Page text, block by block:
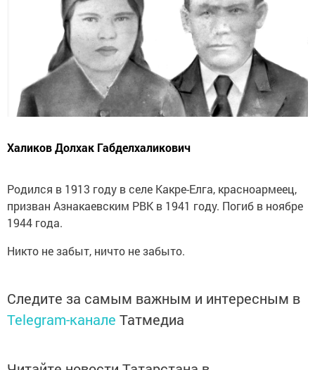
Халиков Долхак Габделхаликович
Родился в 1913 году в селе Какре-Елга, красноармеец,
призван Азнакаевским РВК в 1941 году. Погиб в ноябре
1944 года.
Никто не забыт, ничто не забыто.
Следите за самым важным и интересным в
Telegram-канале Татмедиа